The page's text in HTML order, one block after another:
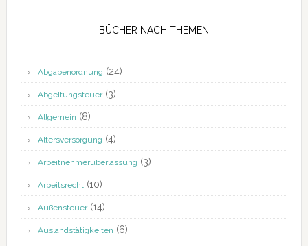
BÜCHER NACH THEMEN
Abgabenordnung (24)
Abgeltungsteuer(3)
Allgemein (8)
Altersversorgung (4)
Arbeitnehmerüberlassung (3)
Arbeitsrecht(10)
Außensteuer(14)
Auslandstätigkeiten (6)